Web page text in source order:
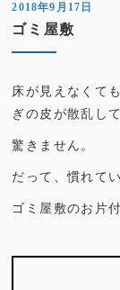
2018年9月17日
ゴミ屋敷
床が見えなくて
ぎの皮が散乱し
驚きません。
だって、慣れて
ゴミ屋敷のお片